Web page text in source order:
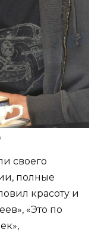
своего
полные
красоту и
«Это по